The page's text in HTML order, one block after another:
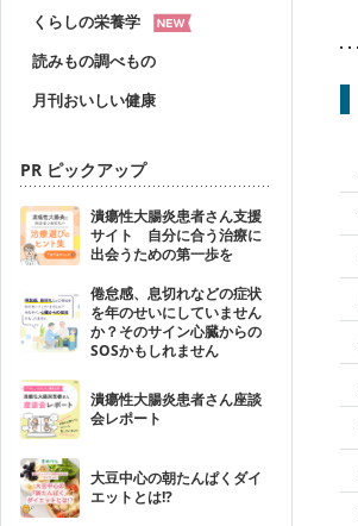
くらしの栄養学
読みもの調べもの
月刊おいしい健康
PR ピックアップ
潰瘍性大腸炎患者さん支援
サイト 自分に合う治療に
出会うための第一歩を
倦怠感、息切れなどの症状
を年のせいにしていません
か？そのサイン心臓からの
SOSかもしれません
潰瘍性大腸炎患者さん座談
会レポート
大豆中心の朝たんぱくダイ
エットとは!?